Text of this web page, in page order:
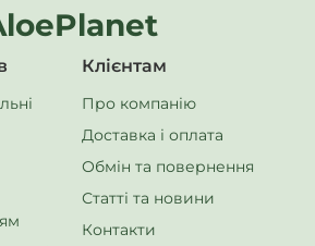
Клієнтам
Про компанію
Доставка і оплата
Обмін та повернення
Статті та новини
Контакти